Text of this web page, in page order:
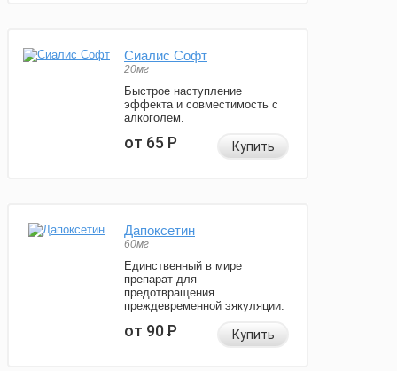
Сиалис Софт
20мг
Быстрое наступление
эффекта и совместимость с
алкоголем.
от 65Р Купить
Дапоксетин
60мг
Единственный в мире
препарат для
предотвращения
преждевременной эякуляции.
от 90Р Купить